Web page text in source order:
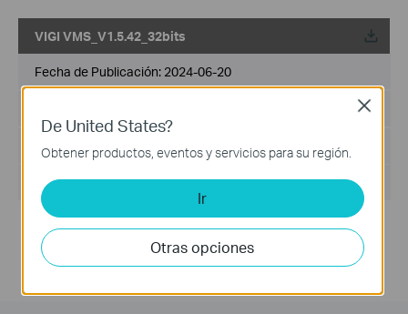
VIGI VMS_V1.5.42_32bits
Fecha de Publicación: 2024-06-20
Tamaño de Archivo: 502.89 MB
Sistema Operativo: Windows 7/10/11/Server 2008 32bits
Updates the Open Source Software Statement.
De United States?
Obtener productos, eventos y servicios para su región.
Ir
Otras opciones
Close